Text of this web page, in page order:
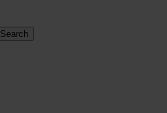
Search